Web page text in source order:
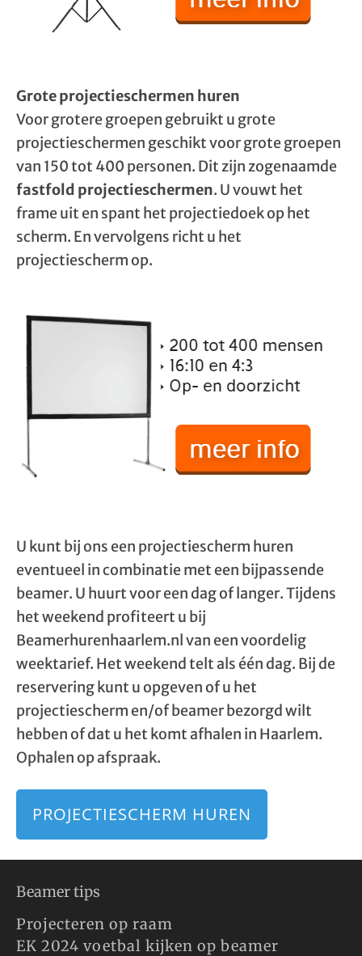
Grote projectieschermen huren
Voor grotere groepen gebruikt u grote
projectieschermen geschikt voor grote groepen
van 150 tot 400 personen. Dit zijn zogenaamde
fastfold projectieschermen. U vouwt het
frame uit en spant het projectiedoek op het
scherm. En vervolgens richt u het
projectiescherm op.
U kunt bij ons een projectiescherm huren
eventueel in combinatie met een bijpassende
beamer. U huurt voor een dag of langer. Tijdens
het weekend profiteert u bij
Beamerhurenhaarlem.nl van een voordelig
weektarief. Het weekend telt als één dag. Bij de
reservering kunt u opgeven of u het
projectiescherm en/of beamer bezorgd wilt
hebben of dat u het komt afhalen in Haarlem.
Ophalen op afspraak.
PROJECTIESCHERM HUREN
Beamer tips
Projecteren op raam
EK 2024 voetbal kijken op beamer